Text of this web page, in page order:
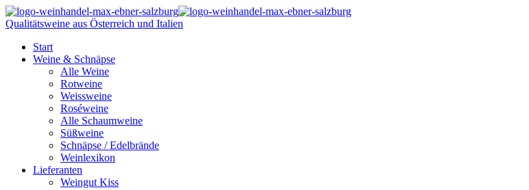
Qualitätsweine aus Österreich und Italien
Start
Weine & Schnäpse
Alle Weine
Rotweine
Weissweine
Roséweine
Alle Schaumweine
Süßweine
Schnäpse / Edelbrände
Weinlexikon
Lieferanten
Weingut Kiss